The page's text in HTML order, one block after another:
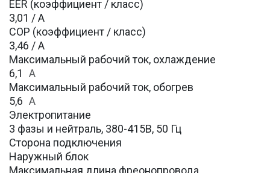
EER (коэффициент / класс)
3,01 / A
COP (коэффициент / класс)
3,46 / A
Максимальный рабочий ток, охлаждение
6,1
A
Максимальный рабочий ток, обогрев
5,6 А
Электропитание
3 фазы и нейтраль, 380-415В, 50 Гц
Сторона подключения
Наружный блок
Максимальная длина фреонопровода